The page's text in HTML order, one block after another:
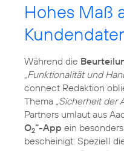
Hohes Maß
Während die
„Funktionalität und
connect Redaktion
Thema „Sicherheit der
Partners umlaut aus
O2“-App ein
bescheinigt: Speziell